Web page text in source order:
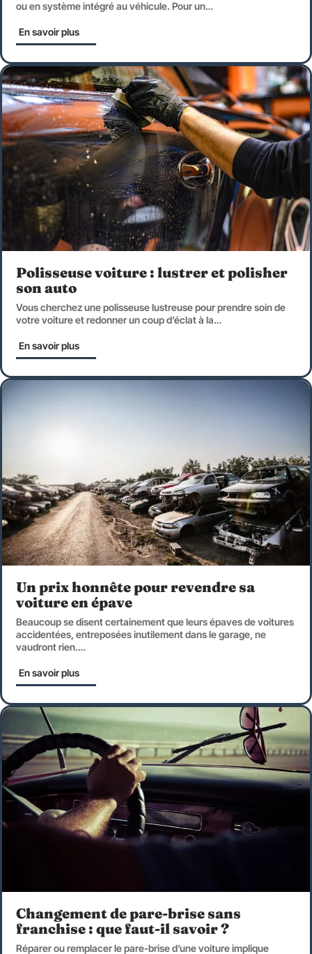
ou en système intégré au véhicule. Pour un…
En savoir plus
Polisseuse voiture : lustrer et polisher
son auto
Vous cherchez une polisseuse lustreuse pour prendre soin de
votre voiture et redonner un coup d’éclat à la…
En savoir plus
Un prix honnête pour revendre sa
voiture en épave
Beaucoup se disent certainement que leurs épaves de voitures
accidentées, entreposées inutilement dans le garage, ne
vaudront rien.…
En savoir plus
Changement de pare-brise sans
franchise : que faut-il savoir ?
Réparer ou remplacer le pare-brise d’une voiture implique